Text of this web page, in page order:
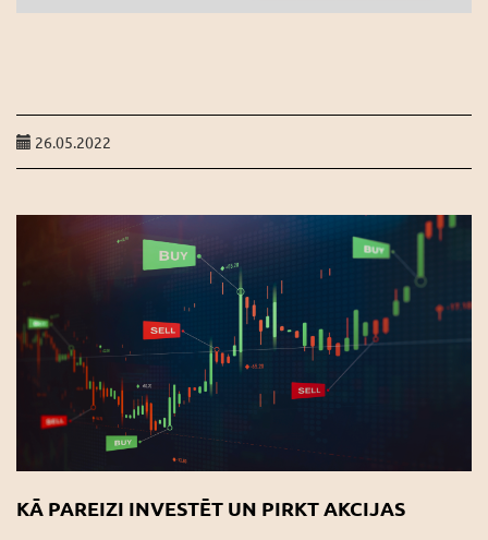
26.05.2022
KĀ PAREIZI INVESTĒT UN PIRKT AKCIJAS